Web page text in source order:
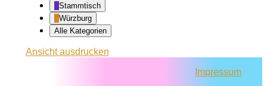
Stammtisch
Würzburg
Alle Kategorien
Ansichtausdrucken
Impressum